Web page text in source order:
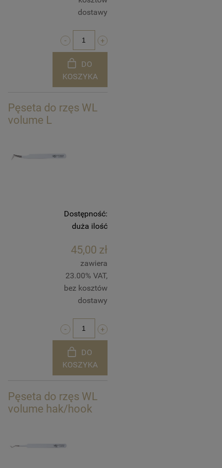
dostawy
DO
KOSZYKA
Pęseta do rzęs WL
volume L
Dostępność:
duża ilość
45,00 zł
zawiera
23.00% VAT,
bez kosztów
dostawy
DO
KOSZYKA
Pęseta do rzęs WL
volume hak/hook